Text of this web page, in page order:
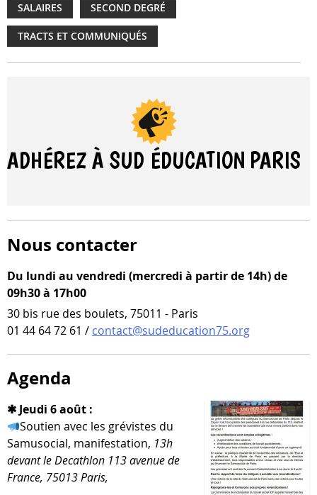
SALAIRES SECOND DEGRÉ
TRACTS ET COMMUNIQUÉS
ADHÉREZ À SUD ÉDUCATION PARIS
Nous contacter
Du lundi au vendredi (mercredi à partir de 14h) de
09h30 à 17h00
30 bis rue des boulets, 75011 - Paris
01 44 64 72 61 / contact@sudeducation75.org
Agenda
✱ Jeudi 6 août :
Soutien avec les gré­vistes du
Samusocial, mani­fes­ta­tion, 13h
devant le Decathlon 113 ave­nue de
France, 75013 Paris,